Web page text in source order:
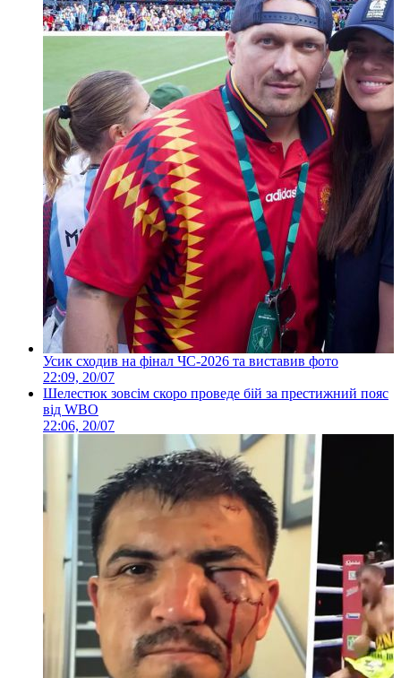
Усик сходив на фінал ЧС-2026 та виставив фото
22:09, 20/07
Шелестюк зовсім скоро проведе бій за престижний пояс
від WBO
22:06, 20/07